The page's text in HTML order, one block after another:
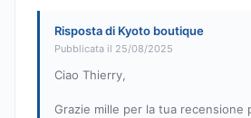
Risposta di Kyoto boutique
Pubblicata il 25/08/2025
Ciao Thierry,
Grazie mille per la tua recensione